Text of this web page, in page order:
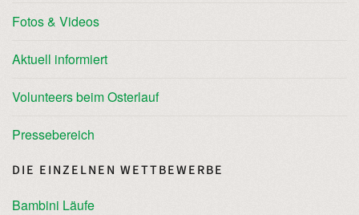
Fotos & Videos
Aktuell informiert
Volunteers beim Osterlauf
Pressebereich
DIE EINZELNEN WETTBEWERBE
Bambini Läufe